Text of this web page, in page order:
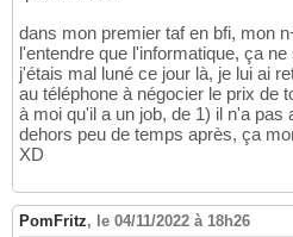
dans mon premier taf en bfi, mon
l'entendre que l'informatique, ça
j'étais mal luné ce jour là, je lui ai
au téléphone à négocier le prix de
à moi qu'il a un job, de 1) il n'a pas
dehors peu de temps après, ça
XD
PomFritz, le 04/11/2022 à 18h26